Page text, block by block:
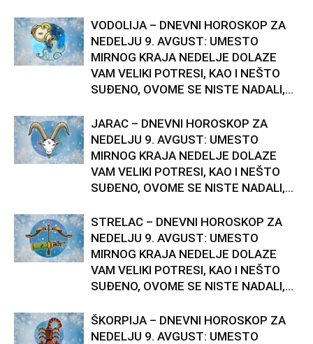
VODOLIJA – DNEVNI HOROSKOP ZA
NEDELJU 9. AVGUST: UMESTO
MIRNOG KRAJA NEDELJE DOLAZE
VAM VELIKI POTRESI, KAO I NEŠTO
SUĐENO, OVOME SE NISTE NADALI,...
JARAC – DNEVNI HOROSKOP ZA
NEDELJU 9. AVGUST: UMESTO
MIRNOG KRAJA NEDELJE DOLAZE
VAM VELIKI POTRESI, KAO I NEŠTO
SUĐENO, OVOME SE NISTE NADALI,...
STRELAC – DNEVNI HOROSKOP ZA
NEDELJU 9. AVGUST: UMESTO
MIRNOG KRAJA NEDELJE DOLAZE
VAM VELIKI POTRESI, KAO I NEŠTO
SUĐENO, OVOME SE NISTE NADALI,...
ŠKORPIJA – DNEVNI HOROSKOP ZA
NEDELJU 9. AVGUST: UMESTO